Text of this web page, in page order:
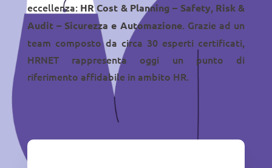
eccellenza: HR Cost & Planning – Safety, Risk &
Audit – Sicurezza e Automazione. Grazie ad un
team composto da circa 30 esperti certificati,
HRNET rappresenta oggi un punto di
riferimento affidabile in ambito HR.